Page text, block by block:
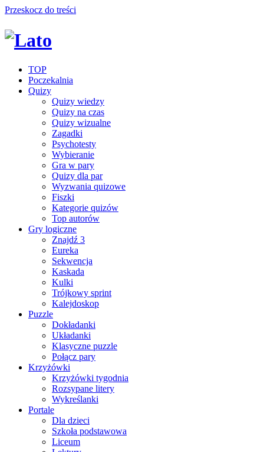
Przeskocz do treści
TOP
Poczekalnia
Quizy
Quizy wiedzy
Quizy na czas
Quizy wizualne
Zagadki
Psychotesty
Wybieranie
Gra w pary
Quizy dla par
Wyzwania quizowe
Fiszki
Kategorie quizów
Top autorów
Gry logiczne
Znajdź 3
Eureka
Sekwencja
Kaskada
Kulki
Trójkowy sprint
Kalejdoskop
Puzzle
Dokładanki
Układanki
Klasyczne puzzle
Połącz pary
Krzyżówki
Krzyżówki tygodnia
Rozsypane litery
Wykreślanki
Portale
Dla dzieci
Szkoła podstawowa
Liceum